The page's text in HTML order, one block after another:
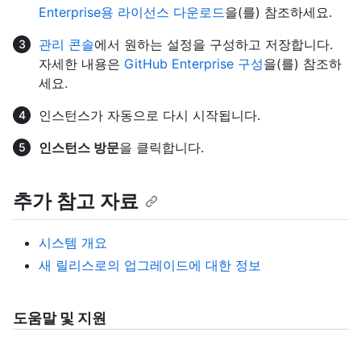
Enterprise용 라이선스 다운로드을(를) 참조하세요.
관리 콘솔에서 원하는 설정을 구성하고 저장합니다.
자세한 내용은 GitHub Enterprise 구성을(를) 참조하
세요.
인스턴스가 자동으로 다시 시작됩니다.
인스턴스 방문을 클릭합니다.
추가 참고 자료
시스템 개요
새 릴리스로의 업그레이드에 대한 정보
도움말 및 지원